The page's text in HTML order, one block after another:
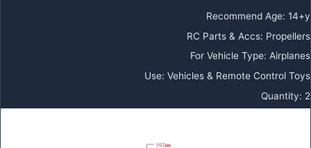
Recommend Age: 14+y
RC Parts & Accs: Propellers
For Vehicle Type: Airplanes
Use: Vehicles & Remote Control Toys
Quantity: 2